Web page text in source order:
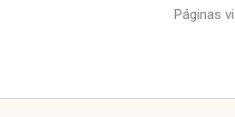
Páginas